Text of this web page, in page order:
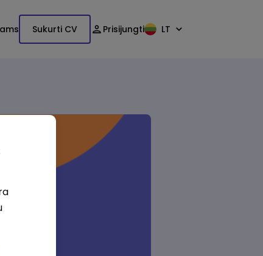
Sukurti CV Prisijungti LT